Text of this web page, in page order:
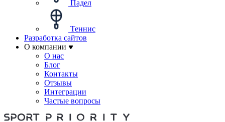
Падел
Теннис
Разработка сайтов
О компании
О нас
Блог
Контакты
Отзывы
Интеграции
Частые вопросы